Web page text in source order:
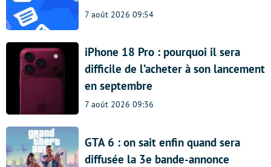
7 août 2026 09:54
iPhone 18 Pro : pourquoi il sera
difficile de l’acheter à son lancement
en septembre
7 août 2026 09:36
GTA 6 : on sait enfin quand sera
diffusée la 3e bande-annonce